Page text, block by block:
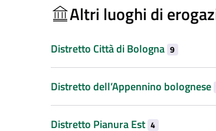
Altri luoghi di
Distretto Città di Bologna 9
Distretto dell’Appennino bolognese
Distretto Pianura Est 4